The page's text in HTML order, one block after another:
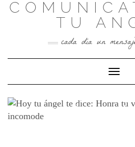
Skip
TU
cada día un
tu verdad aunque